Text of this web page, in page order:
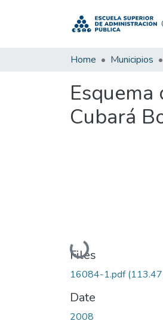
Home Municipios
Cubará
Loading...
Files
16084-1.pdf
Date
2008